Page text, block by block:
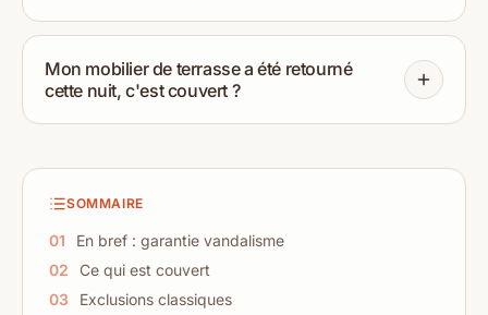
Mon mobilier de terrasse a été retourné
cette nuit, c'est couvert ?
SOMMAIRE
01
En bref : garantie vandalisme
02
Ce qui est couvert
03
Exclusions classiques